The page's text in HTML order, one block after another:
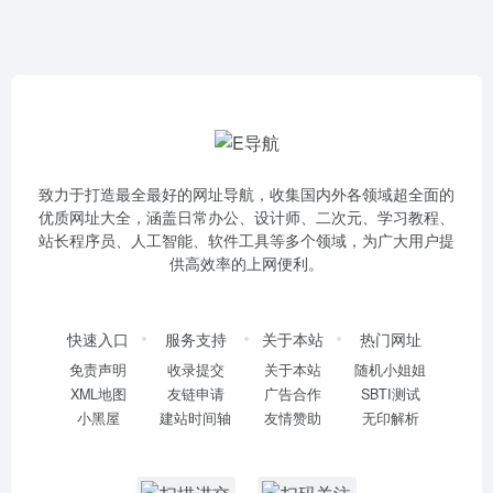
致力于打造最全最好的网址导航，收集国内外各领域超全面的
优质网址大全，涵盖日常办公、设计师、二次元、学习教程、
站长程序员、人工智能、软件工具等多个领域，为广大用户提
供高效率的上网便利。
快速入口
免责声明
XML地图
小黑屋
服务支持
收录提交
友链申请
建站时间轴
关于本站
关于本站
广告合作
友情赞助
热门网址
随机小姐姐
SBTI测试
无印解析